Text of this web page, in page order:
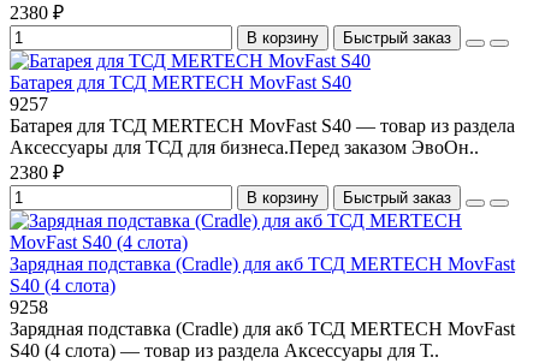
2380 ₽
В корзину Быстрый заказ
Батарея для ТСД MERTECH MovFast S40
9257
Батарея для ТСД MERTECH MovFast S40 — товар из раздела
Аксессуары для ТСД для бизнеса.Перед заказом ЭвоОн..
2380 ₽
В корзину Быстрый заказ
Зарядная подставка (Cradle) для акб ТСД MERTECH MovFast
S40 (4 слота)
9258
Зарядная подставка (Cradle) для акб ТСД MERTECH MovFast
S40 (4 слота) — товар из раздела Аксессуары для Т..